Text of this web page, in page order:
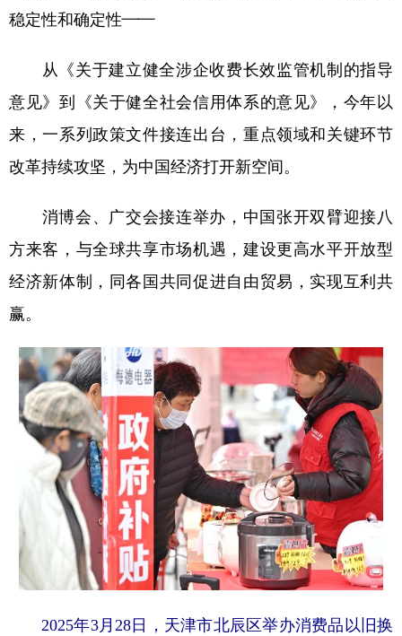
稳定性和确定性——
从《关于建立健全涉企收费长效监管机制的指导
意见》到《关于健全社会信用体系的意见》，今年以
来，一系列政策文件接连出台，重点领域和关键环节
改革持续攻坚，为中国经济打开新空间。
消博会、广交会接连举办，中国张开双臂迎接八
方来客，与全球共享市场机遇，建设更高水平开放型
经济新体制，同各国共同促进自由贸易，实现互利共
赢。
2025年3月28日，天津市北辰区举办消费品以旧换